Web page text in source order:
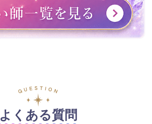
よくある質問